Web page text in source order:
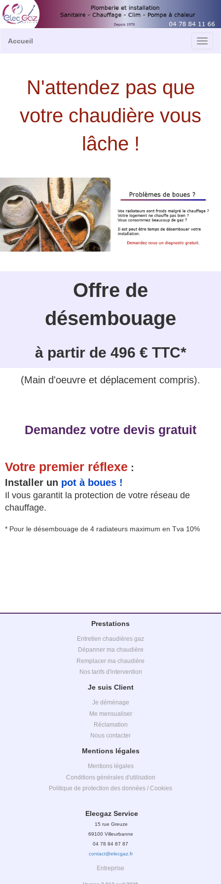
Accueil
N'attendez pas que
votre chaudière vous
lâche !
Offre de
désembouage
à partir de 496 € TTC*
(Main d'oeuvre et déplacement compris).
Demandez votre devis gratuit
Votre premier réflexe :
Installer un pot à boues !
Il vous garantit la protection de votre réseau de
chauffage.
* Pour le désembouage de 4 radiateurs maximum en Tva 10%
Prestations
Entretien chaudières gaz
Dépanner ma chaudière
Remplacer ma chaudière
Nos tarifs d'intervention
Je suis Client
Je déménage
Me mensualiser
Réclamation
Nous contacter
Mentions légales
Mentions légales
Conditions générales d'utilisation
Politique de protection des données / Cookies
ElecgazService
15 rue Greuze
69100 Villeurbanne
04 78 84 87 87
contact@elecgaz.fr
Entreprise